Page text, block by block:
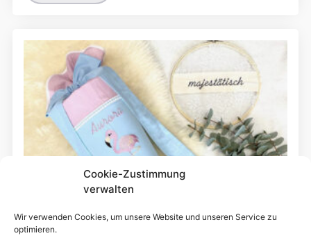
Cookie-Zustimmung
verwalten
Wir verwenden Cookies, um unsere Website und unseren Service zu
optimieren.